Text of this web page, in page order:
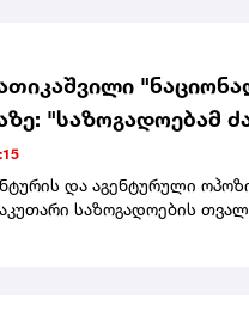
"საზოგადოებამ
მიმცემების და
და აგენტურული
საზოგადოების